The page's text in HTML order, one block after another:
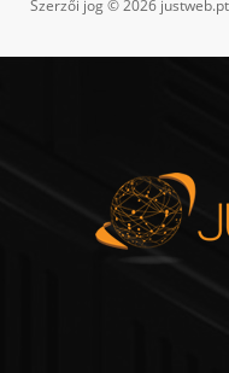
Szerzői jog © 2026